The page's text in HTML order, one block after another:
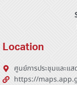
Location
ศูนย์การประชุมและแ
https://